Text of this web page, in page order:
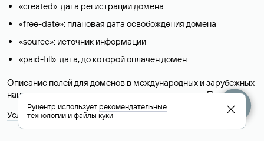
«created»: дата регистрации домена
«free-date»: плановая дата освобождения домена
«source»: источник информации
«paid-till»: дата, до которой оплачен домен
Описание полей для доменов в международных и зарубежных
национальных доменах представлены в разделе «Помощь».
Условия использования Whois-сервиса
Руцентр используетрекомендательные
технологииифайлы куки